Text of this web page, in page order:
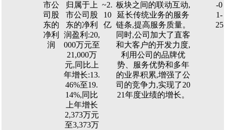
市公
司股
东的
净利
润
归属于上
市公司股
东的净利
润盈利:20,
000万元至
21,000万
元,同比上
年增长:13.
46%至19.
14%,同比
上年增长
2,373万元
至3,373万
~2.
10
亿
板块之间的联动互动,
延长传统业务的服务
链条,提高服务质量。
同时,公司加大了直客
和大客户的开发力度,
利用公司的品牌优
势、服务优势和多年
的业界积累,增强了公
司的竞争力,实现了20
21年度业绩的增长。
-0
1-
25